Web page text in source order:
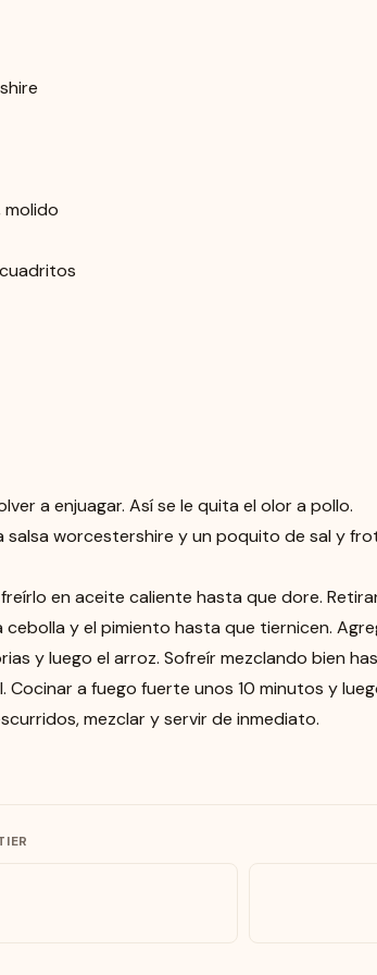
molido
a enjuagar. Así se le quita el olor a pollo.
salsa worcestershire y un poquito de sal y
en aceite caliente hasta que dore.
y el pimiento hasta que tiernicen.
y luego el arroz. Sofreír mezclando bien
Cocinar a fuego fuerte unos 10 minutos y
mezclar y servir de inmediato.